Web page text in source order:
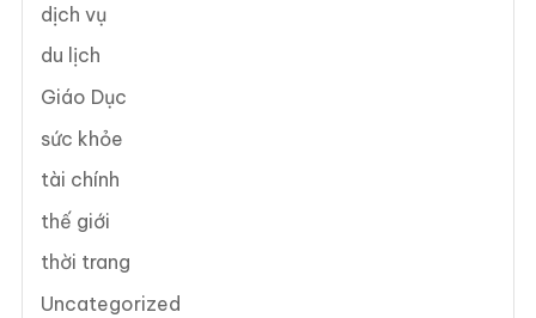
dịch vụ
du lịch
Giáo Dục
sức khỏe
tài chính
thế giới
thời trang
Uncategorized